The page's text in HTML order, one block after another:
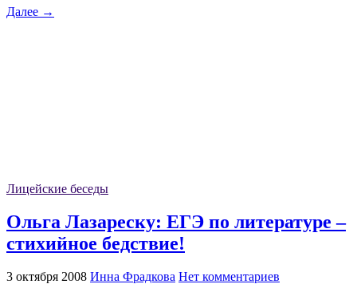
Далее →
Лицейские беседы
Ольга Лазареску: ЕГЭ по литературе –
стихийное бедствие!
3 октября 2008 Инна Фрадкова Нет комментариев